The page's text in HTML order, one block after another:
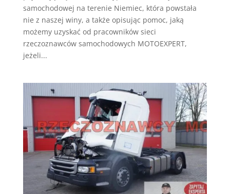
samochodowej na terenie Niemiec, która powstała
nie z naszej winy, a także opisując pomoc, jaką
możemy uzyskać od pracowników sieci
rzeczoznawców samochodowych MOTOEXPERT,
jeżeli...